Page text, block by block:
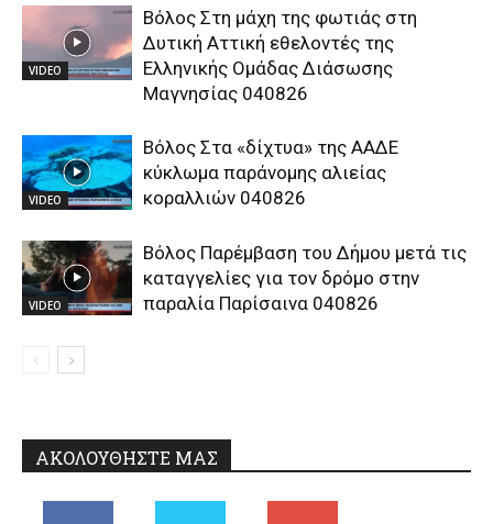
VIDEO
Βόλος Στη μάχη της φωτιάς στη
Δυτική Αττική εθελοντές της
Ελληνικής Ομάδας Διάσωσης
Μαγνησίας 040826
VIDEO
Βόλος Στα «δίχτυα» της ΑΑΔΕ
κύκλωμα παράνομης αλιείας
κοραλλιών 040826
VIDEO
Βόλος Παρέμβαση του Δήμου μετά τις
καταγγελίες για τον δρόμο στην
παραλία Παρίσαινα 040826
ΑΚΟΛΟΥΘΗΣΤΕ ΜΑΣ